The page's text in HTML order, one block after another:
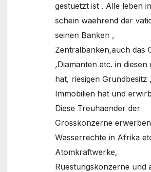
gestuetzt ist . Alle leben
schein waehrend der
seinen Banken ,
Zentralbanken,auch das
,Diamanten etc. in diesen
hat, riesigen Grundbesitz ,
Immobilien hat und
Diese Treuhaender der
Grosskonzerne erwerben
Wasserrechte in Afrika
Atomkraftwerke,
Ruestungskonzerne und